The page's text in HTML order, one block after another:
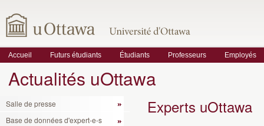
Accueil Futurs étudiants Étudiants Professeurs Employés
Actualités uOttawa
Salle de presse
Base de données d'expert-e-s
Experts uOttawa